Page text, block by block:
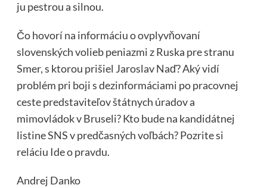
ju pestrou a silnou.
Čo hovorí na informáciu o ovplyvňovaní
slovenských volieb peniazmi z Ruska pre stranu
Smer, s ktorou prišiel Jaroslav Naď? Aký vidí
problém pri boji s dezinformáciami po pracovnej
ceste predstaviteľov štátnych úradov a
mimovládok v Bruseli? Kto bude na kandidátnej
listine SNS v predčasných voľbách? Pozrite si
reláciu Ide o pravdu.
Andrej Danko